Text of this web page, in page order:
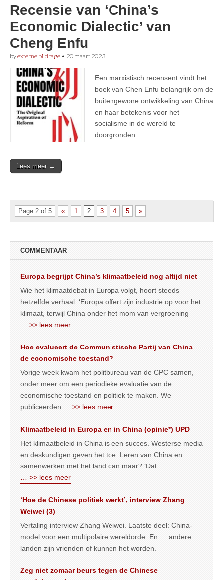
Recensie van ‘China’s
Economic Dialectic’ van
Cheng Enfu
byexterne bijdrage • 20 maart 2023
Een marxistisch recensent vindt het
boek van Chen Enfu belangrijk om de
buitengewone ontwikkeling van China
en haar betekenis voor het
socialisme in de wereld te
doorgronden.
Lees meer →
Page 2 of 5 « 1 2 3 4 5 »
COMMENTAAR
Europa begrijpt China’s klimaatbeleid nog altijd niet
Wie het klimaatdebat in Europa volgt, hoort steeds
hetzelfde verhaal. ‘Europa offert zijn industrie op voor het
klimaat, terwijl China onder het mom van vergroening
… >> lees meer
Hoe evalueert de Communistische Partij van China
de economische toestand?
Vorige week kwam het politbureau van de CPC samen,
onder meer om een periodieke evaluatie van de
economische toestand en politiek te maken. We
publiceerden
… >> lees meer
Klimaatbeleid in Europa en in China (opinie*) UPD
Het klimaatbeleid in China is een succes. Westerse media
en deskundigen geven het toe. Leren van China en
samenwerken met het land dan maar? ‘Dat
… >> lees meer
‘Hoe de Chinese politiek werkt’, interview Zhang
Weiwei (3)
Vertaling interview Zhang Weiwei. Laatste deel: China-
model voor een multipolaire wereldorde. En … andere
landen zijn vrienden of kunnen het worden.
Zeg niet zomaar beurs tegen de Chinese